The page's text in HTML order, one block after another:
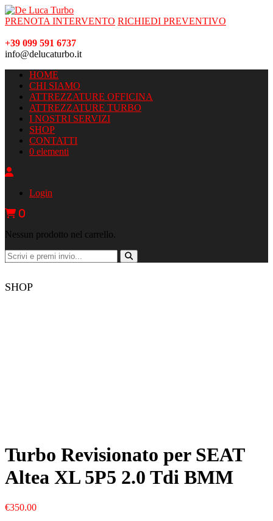
PRENOTA INTERVENTO RICHIEDI PREVENTIVO
+39 099 591 6737
info@delucaturbo.it
HOME
CHI SIAMO
ATTREZZATURE OFFICINA
ATTREZZATURE TURBO
I NOSTRI SERVIZI
SHOP
CONTATTI
0 elementi
Login
0
Nessun prodotto nel carrello.
SHOP
Turbo Revisionato per SEAT
Altea XL 5P5 2.0 Tdi BMM
€350.00